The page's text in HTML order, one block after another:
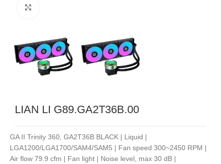
LIAN LI G89.GA2T36B.00
GA II Trinity 360, GA2T36B BLACK | Liquid |
LGA1200/LGA1700/SAM4/SAM5 | Fan speed 300~2450 RPM |
Air flow 79.9 cfm | Fan light | Noise level, max 30 dB |